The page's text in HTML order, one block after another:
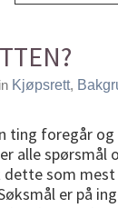
in Kjøpsrett,
ting foregår og
alle spørsmål
dette som
er på